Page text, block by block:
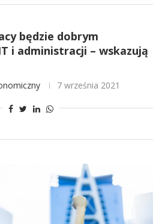
będzie dobrym
i administracji – wskazują
7 września 2021